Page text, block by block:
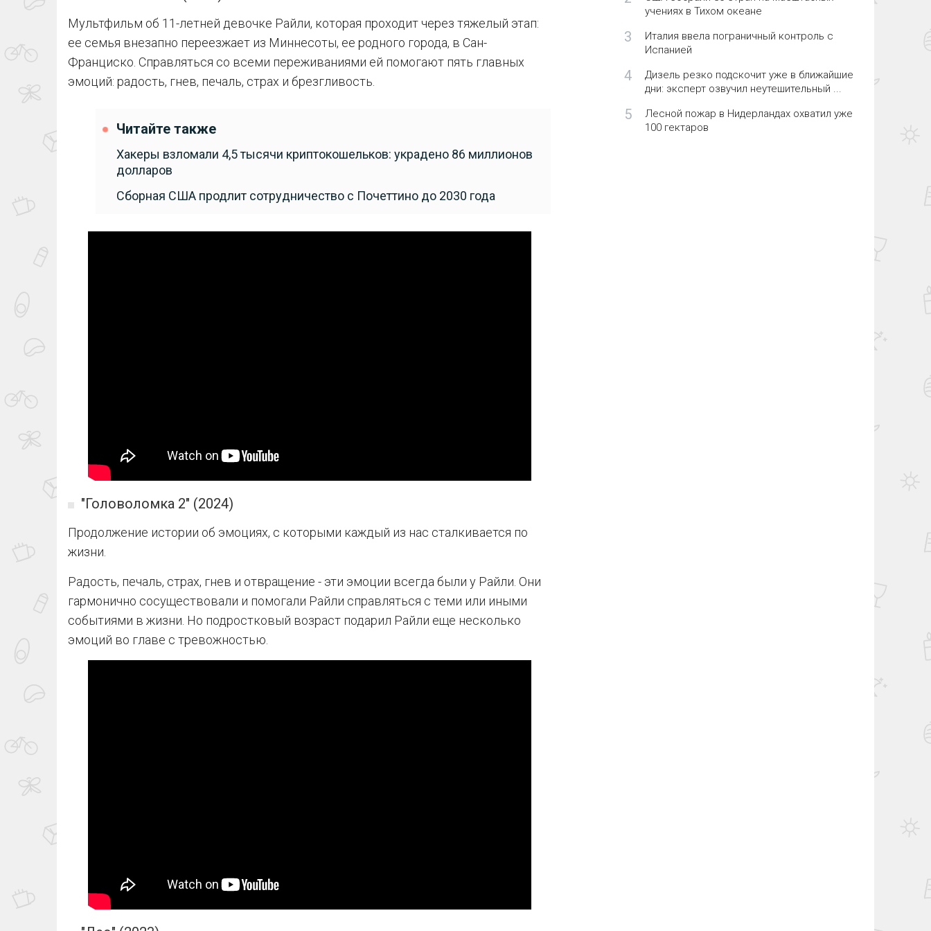
Мультфильм об 11-летней девочке Райли, которая проходит через тяжелый этап:
ее семья внезапно переезжает из Миннесоты, ее родного города, в Сан-
Франциско. Справляться со всеми переживаниями ей помогают пять главных
эмоций: радость, гнев, печаль, страх и брезгливость.
Читайте также
Хакеры взломали 4,5 тысячи криптокошельков: украдено 86 миллионов
долларов
Сборная США продлит сотрудничество с Почеттино до 2030 года
"Головоломка 2" (2024)
Продолжение истории об эмоциях, с которыми каждый из нас сталкивается по
жизни.
Радость, печаль, страх, гнев и отвращение - эти эмоции всегда были у Райли. Они
гармонично сосуществовали и помогали Райли справляться с теми или иными
событиями в жизни. Но подростковый возраст подарил Райли еще несколько
эмоций во главе с тревожностью.
учениях в Тихом океане
3
Италия ввела пограничный контроль с
Испанией
4
Дизель резко подскочит уже в ближайшие
дни: эксперт озвучил неутешительный ...
5
Лесной пожар в Нидерландах охватил уже
100 гектаров